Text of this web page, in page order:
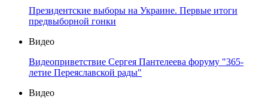
Президентские выборы на Украине. Первые итоги
предвыборной гонки
Видео
Видеоприветствие Сергея Пантелеева форуму "365-
летие Переяславской рады"
Видео